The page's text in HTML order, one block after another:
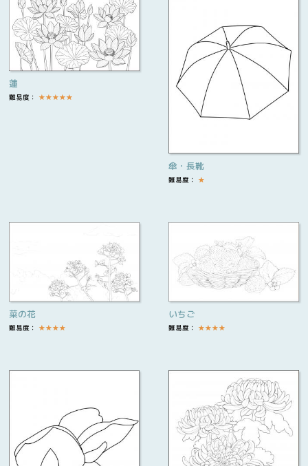
蓮
難易度： ★★★★★
傘・長靴
難易度： ★
菜の花
難易度： ★★★★
いちご
難易度： ★★★★